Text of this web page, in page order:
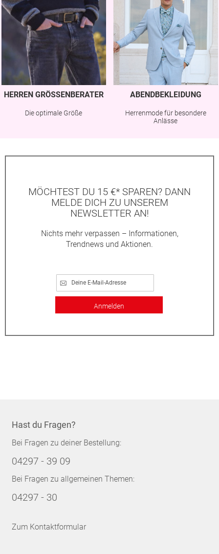
HERREN GRÖSSENBERATER
Die optimale Größe
ABENDBEKLEIDUNG
Herrenmode für besondere
Anlässe
MÖCHTEST DU 15 €* SPAREN? DANN
MELDE DICH ZU UNSEREM
NEWSLETTER AN!
Nichts mehr verpassen – Informationen,
Trendnews und Aktionen.
Anmelden
Hast du Fragen?
Bei Fragen zu deiner Bestellung:
04297 - 39 09
Bei Fragen zu allgemeinen Themen:
04297 - 30
Zum Kontaktformular